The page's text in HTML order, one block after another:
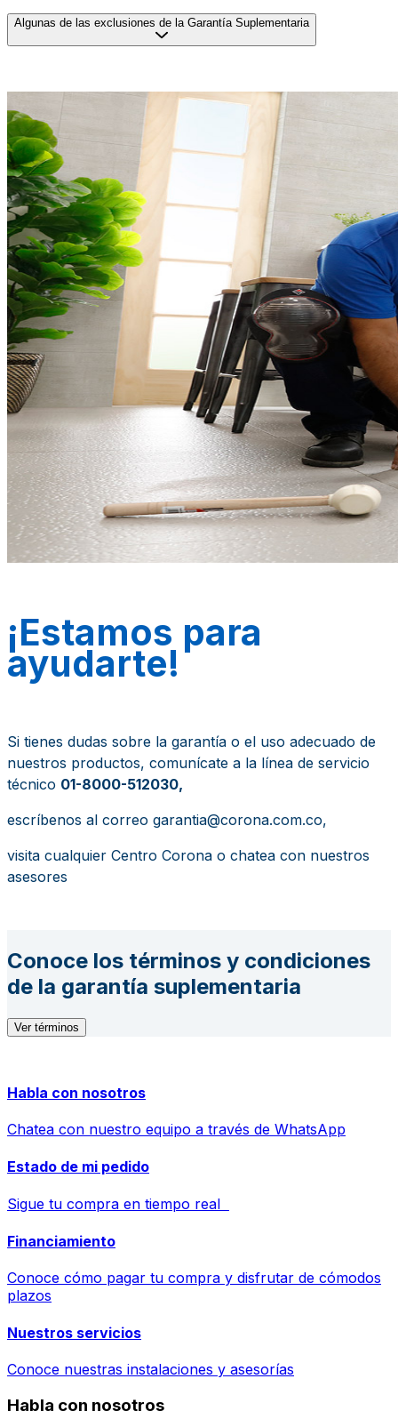
Algunas de las exclusiones de la Garantía Suplementaria
¡Estamos para
ayudarte!
Si tienes dudas sobre la garantía o el uso adecuado de
nuestros productos, comunícate a la línea de servicio
técnico 01-8000-512030,
escríbenos al correo garantia@corona.com.co,
visita cualquier Centro Corona o chatea con nuestros
asesores
Conoce los términos y condiciones
de la garantía suplementaria
Ver términos
Habla con nosotros
Chatea con nuestro equipo a través de WhatsApp
Estado de mi pedido
Sigue tu compra en tiempo real
Financiamiento
Conoce cómo pagar tu compra y disfrutar de cómodos
plazos
Nuestros servicios
Conoce nuestras instalaciones y asesorías
Habla con nosotros